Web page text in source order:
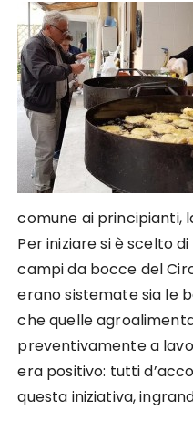
comune ai principianti,
Per iniziare si è scelto
campi da bocce del
erano sistemate sia le
che quelle
preventivamente a
era positivo: tutti
questa iniziativa,